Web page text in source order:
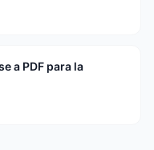
a PDF para la